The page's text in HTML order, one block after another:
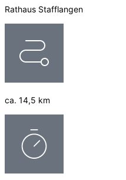
Rathaus Stafflangen
ca. 14,5 km